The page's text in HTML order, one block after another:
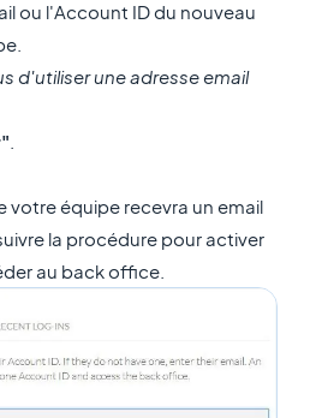
ou l'Account ID du nouveau
d'utiliser une adresse email
votre équipe recevra un email
la procédure pour activer
au back office.